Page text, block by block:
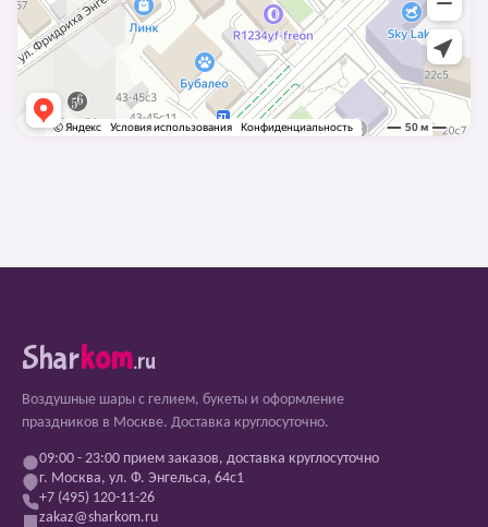
Sharkom.ru
Воздушные шары с гелием, букеты и оформление
праздников в Москве. Доставка круглосуточно.
09:00 - 23:00 прием заказов, доставка круглосуточно
г. Москва, ул. Ф. Энгельса, 64с1
+7 (495) 120-11-26
zakaz@sharkom.ru